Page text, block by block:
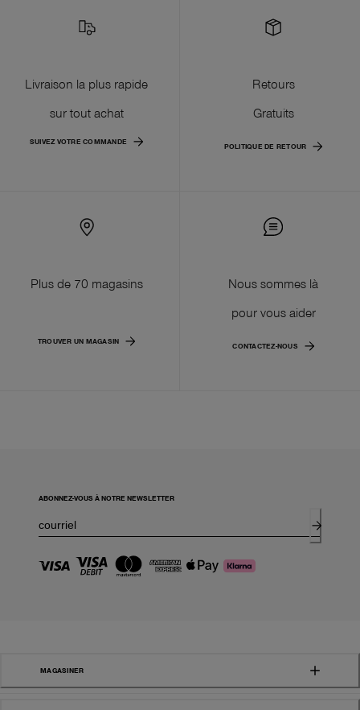
Livraison la plus rapide
sur tout achat
SUIVEZ VOTRE COMMANDE
Retours
Gratuits
POLITIQUE DE RETOUR
Plus de 70 magasins
TROUVER UN MAGASIN
Nous sommes là
pour vous aider
CONTACTEZ-NOUS
ABONNEZ-VOUS À NOTRE NEWSLETTER
MAGASINER